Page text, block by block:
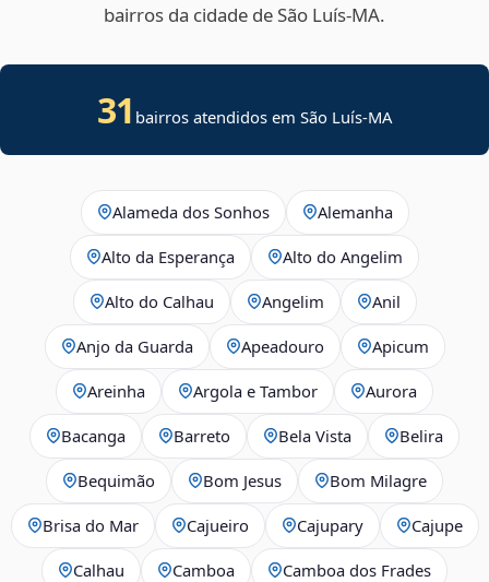
bairros da cidade de São Luís‑MA.
31 bairros atendidos em São Luís-MA
Alameda dos Sonhos Alemanha
Alto da Esperança Alto do Angelim
Alto do Calhau Angelim Anil
Anjo da Guarda Apeadouro Apicum
Areinha Argola e Tambor Aurora
Bacanga Barreto Bela Vista Belira
Bequimão Bom Jesus Bom Milagre
Brisa do Mar Cajueiro Cajupary Cajupe
Calhau Camboa Camboa dos Frades